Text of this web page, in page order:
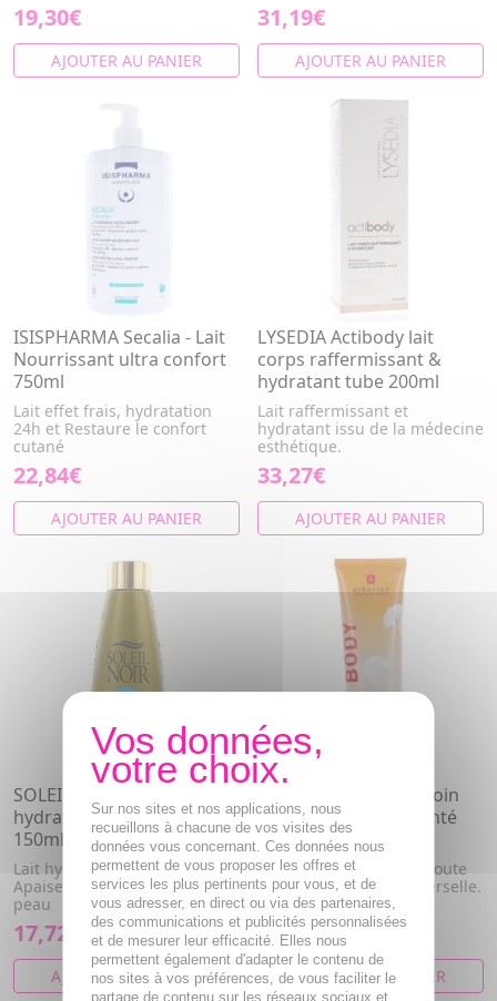
19,30€
AJOUTER AU PANIER
31,19€
AJOUTER AU PANIER
ISISPHARMA Secalia - Lait
Nourrissant ultra confort
750ml
Lait effet frais, hydratation
24h et Restaure le confort
cutané
22,84€
AJOUTER AU PANIER
LYSEDIA Actibody lait
corps raffermissant &
hydratant tube 200ml
Lait raffermissant et
hydratant issu de la médecine
esthétique.
33,27€
AJOUTER AU PANIER
SOLEIL NOIR Lait vitaminé
hydratant intense Flacon
150ml
Lait hydratant anti âge.
Apaise, répare et adoucit la
peau
17,72€
AJOUTER AU PANIER
ERBORIAN CC Body Soin
Corps Perfecteur Teinté
120ml
Soin corps hydratant. Floute
et sublime. Teinte universelle.
35,45€
AJOUTER AU PANIER
Sur nos sites et nos applications, nous
recueillons à chacune de vos visites des
données vous concernant. Ces données nous
permettent de vous proposer les offres et
services les plus pertinents pour vous, et de
vous adresser, en direct ou via des partenaires,
des communications et publicités personnalisées
et de mesurer leur efficacité. Elles nous
permettent également d'adapter le contenu de
nos sites à vos préférences, de vous faciliter le
partage de contenu sur les réseaux sociaux et